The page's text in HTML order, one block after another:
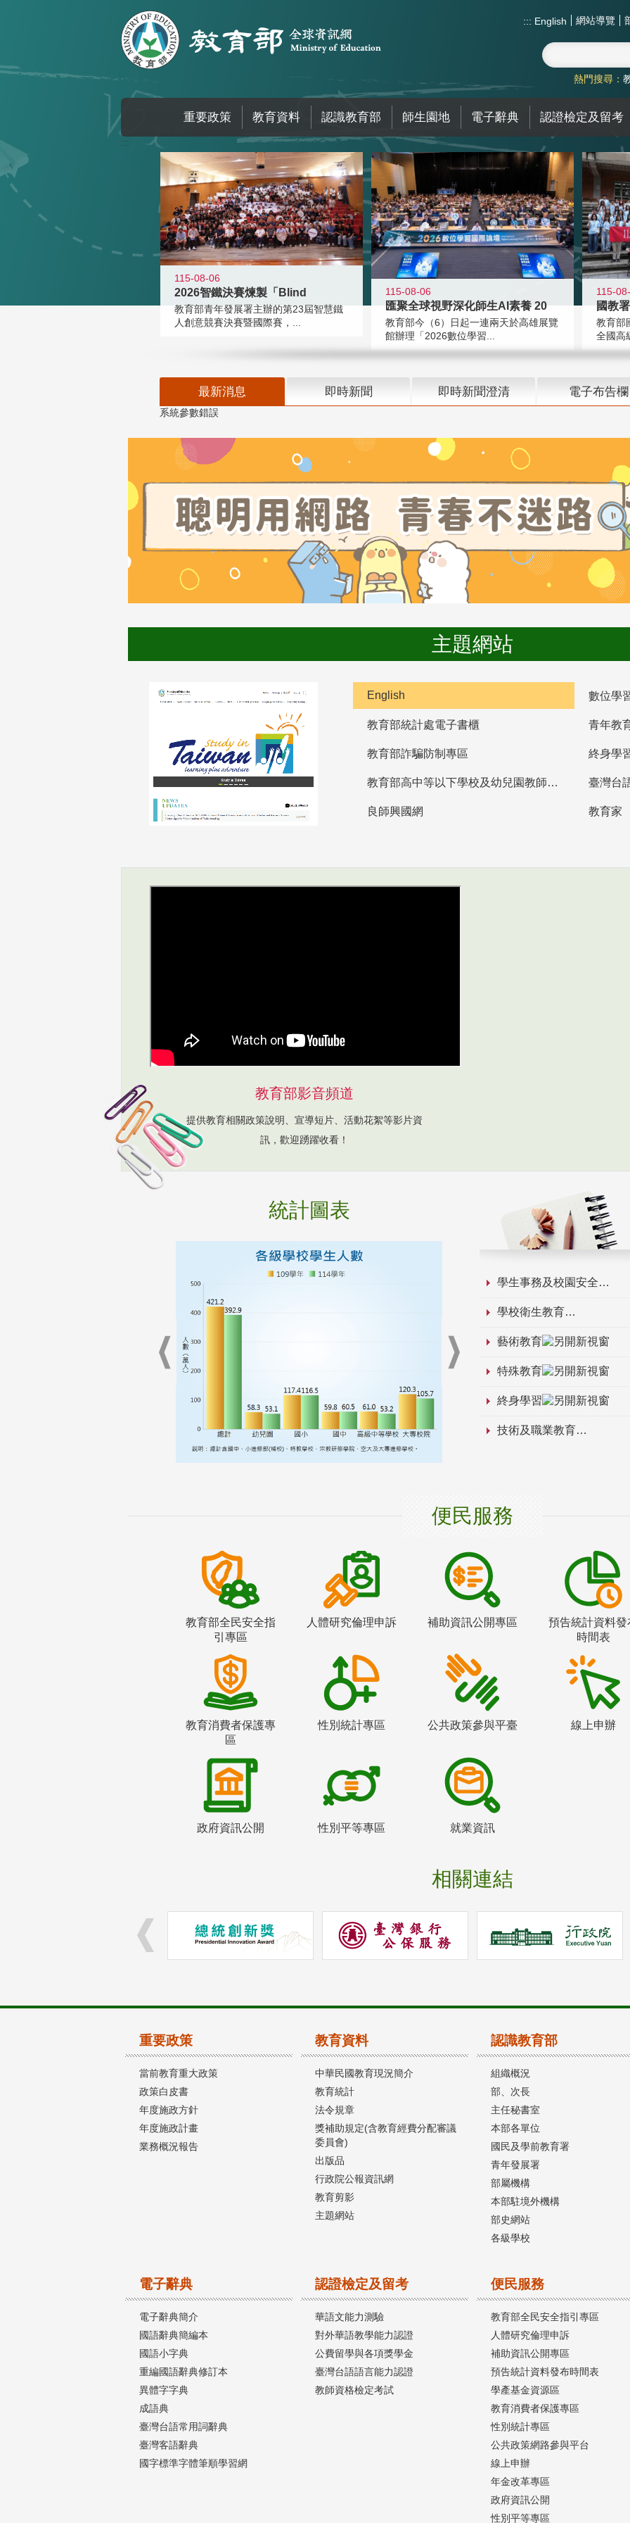
::: English 網站導覽
熱門搜尋：
重要政策 教育資料 認識教育部 師生園地 電子辭典 認證檢定及留考
:::
115-08-06
2026智鐵決賽煉製「Blind
教育部青年發展署主辦的第23屆智慧鐵
人創意競賽決賽暨國際賽，...
115-08-06
匯聚全球視野深化師生AI素養 20
教育部今（6）日起一連兩天於高雄展覽
館辦理「2026數位學習...
115-
教育部
全國高
最新消息 即時新聞 即時新聞澄清 電子布告欄
系統參數錯誤
主題網站
English 數位學
教育部統計處電子書櫃 青年教
教育部詐騙防制專區 終身學
教育部高中等以下學校及幼兒園教師資格檢定考試 臺灣台
良師興國網 教育家
教育部影音頻道
提供教育相關政策說明、宣導短片、活動花絮等影片資
訊，歡迎踴躍收看！
統計圖表
學生事務及校園安全
學校衛生教育
藝術教育
特殊教育
終身學習
技術及職業教育
便民服務
教育部全民安全指
引專區
人體研究倫理申訴 補助資訊公開專區
預告統計資料發
時間表
教育消費者保護專
區
性別統計專區 公共政策參與平臺 線上申辦
政府資訊公開 性別平等專區 就業資訊
相關連結
重要政策
當前教育重大政策
政策白皮書
年度施政方針
年度施政計畫
業務概況報告
教育資料
中華民國教育現況簡介
教育統計
法令規章
獎補助規定(含教育經費分配審議
委員會)
出版品
行政院公報資訊網
教育剪影
主題網站
認識教育部
組織概況
部、次長
主任秘書室
本部各單位
國民及學前教育署
青年發展署
部屬機構
本部駐境外機構
部史網站
各級學校
電子辭典
電子辭典簡介
國語辭典簡編本
國語小字典
重編國語辭典修訂本
異體字字典
成語典
臺灣台語常用詞辭典
臺灣客語辭典
國字標準字體筆順學習網
認證檢定及留考
華語文能力測驗
對外華語教學能力認證
公費留學與各項獎學金
臺灣台語語言能力認證
教師資格檢定考試
便民服務
教育部全民安全指引專區
人體研究倫理申訴
補助資訊公開專區
預告統計資料發布時間表
學產基金資源區
教育消費者保護專區
性別統計專區
公共政策網路參與平台
線上申辦
年金改革專區
政府資訊公開
性別平等專區